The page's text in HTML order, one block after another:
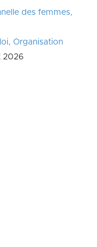
des femmes,
Organisation
2026